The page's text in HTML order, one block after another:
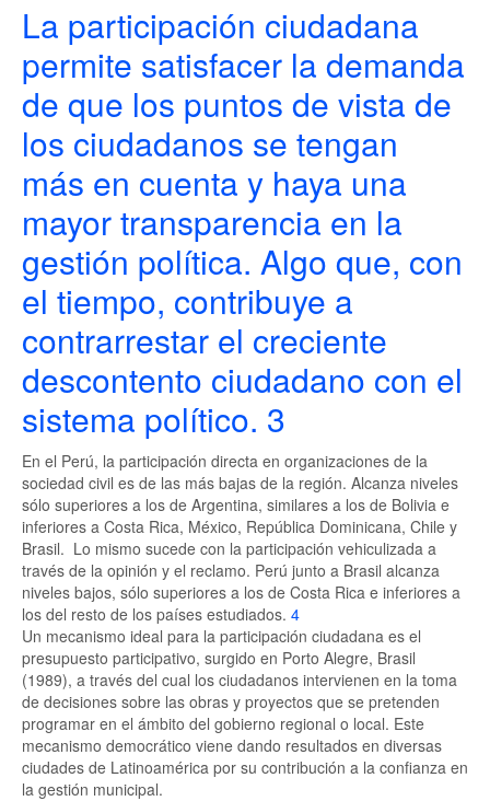
La participación ciudadana
permite satisfacer la demanda
de que los puntos de vista de
los ciudadanos se tengan
más en cuenta y haya una
mayor transparencia en la
gestión política. Algo que, con
el tiempo, contribuye a
contrarrestar el creciente
descontento ciudadano con el
sistema político. 3
En el Perú, la participación directa en organizaciones de la
sociedad civil es de las más bajas de la región. Alcanza niveles
sólo superiores a los de Argentina, similares a los de Bolivia e
inferiores a Costa Rica, México, República Dominicana, Chile y
Brasil. Lo mismo sucede con la participación vehiculizada a
través de la opinión y el reclamo. Perú junto a Brasil alcanza
niveles bajos, sólo superiores a los de Costa Rica e inferiores a
los del resto de los países estudiados. 4
Un mecanismo ideal para la participación ciudadana es el
presupuesto participativo, surgido en Porto Alegre, Brasil
(1989), a través del cual los ciudadanos intervienen en la toma
de decisiones sobre las obras y proyectos que se pretenden
programar en el ámbito del gobierno regional o local. Este
mecanismo democrático viene dando resultados en diversas
ciudades de Latinoamérica por su contribución a la confianza en
la gestión municipal.